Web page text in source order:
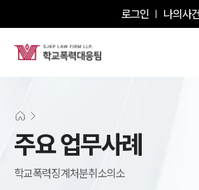
로그인 나의사
주요 업무사례
학교폭력징계처분취소의소